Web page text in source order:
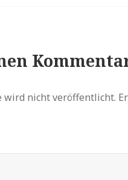
wird nicht veröffentlicht.